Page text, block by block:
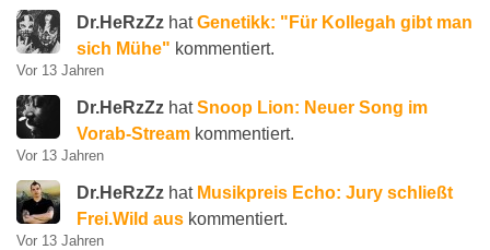
Dr.HeRzZz hatGenetikk: "Für Kollegah gibt man
sich Mühe" kommentiert.
Vor 13 Jahren
Dr.HeRzZz hatSnoop Lion: Neuer Song im
Vorab-Stream kommentiert.
Vor 13 Jahren
Dr.HeRzZz hat Musikpreis Echo: Jury schließt
Frei.Wild aus kommentiert.
Vor 13 Jahren